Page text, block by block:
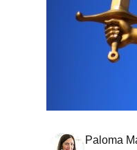
Paloma